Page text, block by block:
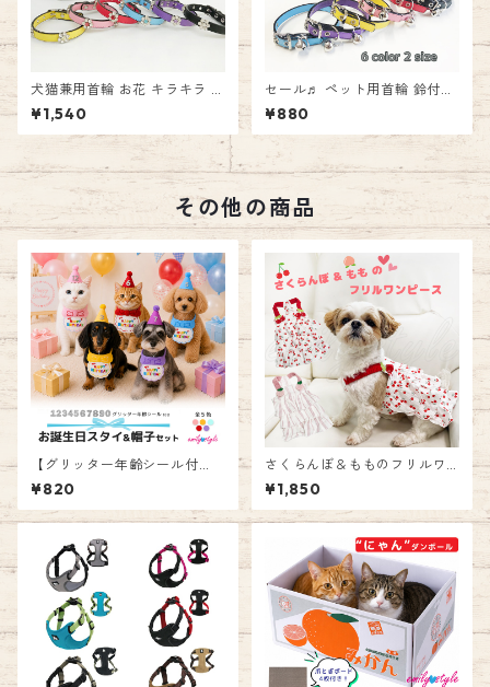
犬猫兼用首輪 お花 キラキラ ビ
ジュー 首輪 【T2】 【T3】 猫
用 犬用 ねこちゃん用 わんちゃ
ん用 犬猫兼用 ラインストーン
花 モチーフ レザー調 フェイク
レザー 宝石 エミリースタイル
emilystyle
¥1,540
セール♬ ペット用首輪 鈴付き
♪ ラインストーン 首輪 【T
2】 【T3】 カラー 犬用 猫用
小型犬 レザー調 ラインストー
ン 宝石 首輪 ペット 犬猫兼用
ドッグ キャット エミリースタ
イル emilystyle
¥880
その他の商品
【グリッター年齢シール付
き】お誕生日スタイ＆帽子 バ
ースデイスタイ ハッピーバー
スデー 記念日 年齢 お祝い 記
グッズ 前かけ よだれかけ 帽子
付き ゴム紐 エミリースタイル
emilystyle
¥820
さくらんぼ＆もものフリルワ
ンピース ペットウェア ドッグ
犬 フルーツ柄 サクランボ モモ
ドレス ワンピース ガーゼ生地
女の子 春 夏 エミリースタイル
emilystyle
¥1,850